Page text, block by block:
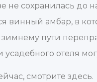
не сохранилась до
винный амбар, в
пути
усадебного отеля
смотрите здесь.